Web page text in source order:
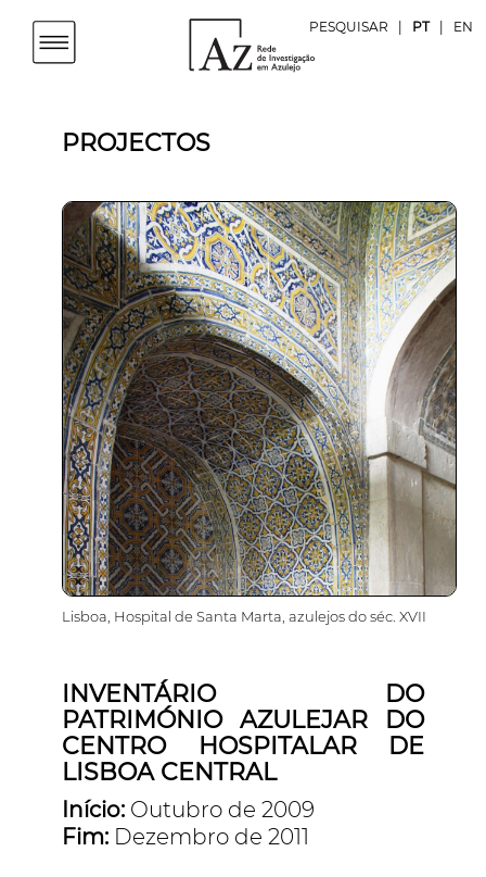
PESQUISAR PT EN
PROJECTOS
Lisboa, Hospital de Santa Marta, azulejos do séc. XVII
INVENTÁRIO DO
PATRIMÓNIO AZULEJAR DO
CENTRO HOSPITALAR DE
LISBOA CENTRAL
Início:Outubro de 2009
Fim: Dezembro de 2011